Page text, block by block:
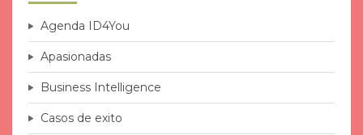
Agenda ID4You
Apasionadas
Business Intelligence
Casos de exito